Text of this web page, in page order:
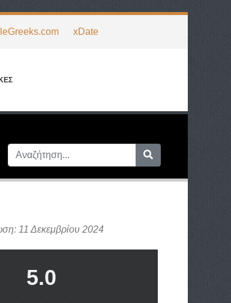
xDate
11 Δεκεμβρίου 2024
5.0